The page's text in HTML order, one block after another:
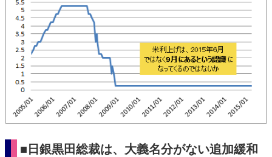
■日銀黒田総裁は、大義名分がない追加緩和